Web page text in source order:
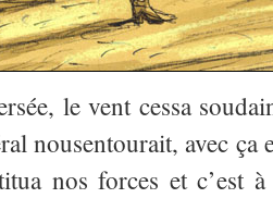
le vent cessa
nousentourait, avec ça
nos forces et c’est